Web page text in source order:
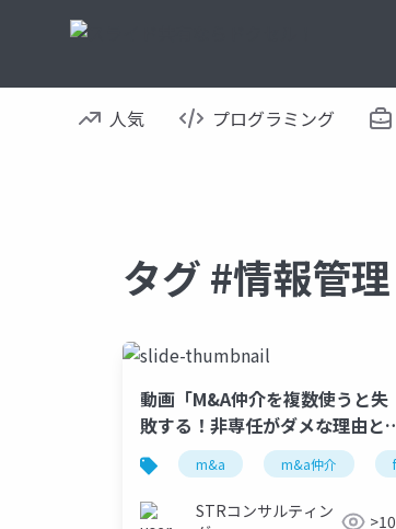
人気 プログラミング
タグ #情報管
動画「M&A仲介を複数使うと失
敗する！非専任がダメな理由と
任のリスクの防ぎ方」で投影し
スライド
m&a m&a仲介
STRコンサルティン